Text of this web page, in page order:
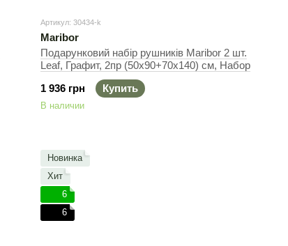
Артикул: 30434-k
Maribor
Подарунковий набір рушників Maribor 2 шт.
Leaf, Графит, 2пр (50х90+70х140) см, Набор
1 936 грн
Купить
В наличии
Новинка
Хит
6
6